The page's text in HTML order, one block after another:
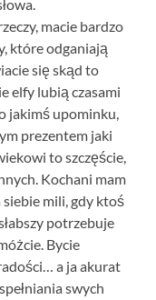
macie bardzo
które odganiają
się skąd to
elfy lubią czasami
jakimś upominku,
prezentem jaki
to szczęście,
Kochani mam
mili, gdy ktoś
potrzebuje
Bycie
a ja akurat
swych